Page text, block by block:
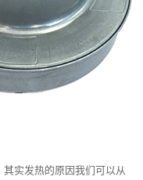
实发热的原因我们可以从